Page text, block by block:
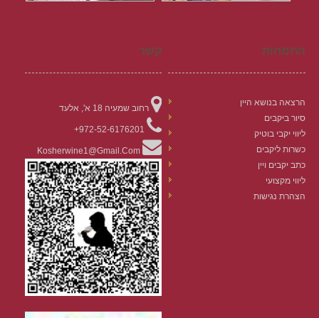
התמחות
הרצאה בנושא היין
סיור ביקבים
ליווי יקבי בוטיק
כשרות ליקבים
כתב יקבים ויין
ליווי מקצועי
הצהרת נגישות
קשר
רחוב שמעיה 18 א', אלעד
972-52-6176201+
Kosherwine1@gmail.com